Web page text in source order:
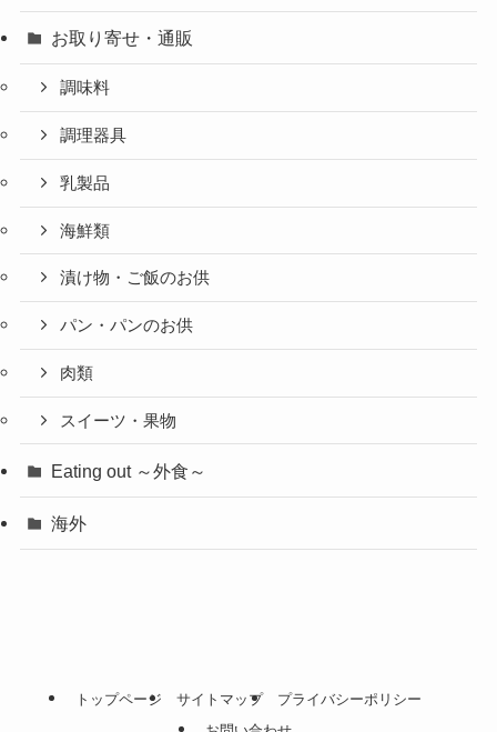
お取り寄せ・通販
調味料
調理器具
乳製品
海鮮類
漬け物・ご飯のお供
パン・パンのお供
肉類
スイーツ・果物
Eating out ～外食～
海外
トップページ サイトマップ
プライバシーポリシー